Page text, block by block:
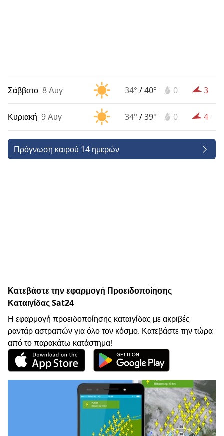
Σάββατο 8 Αυγ 34° /40° 0 3
Κυριακή 9 Αυγ 34° /39° 0 4
Πρόγνωση καιρού 14 ημερών
Κατεβάστε την εφαρμογή Προειδοποίησης
Καταιγίδας Sat24
Η εφαρμογή προειδοποίησης καταιγίδας με ακριβές
ραντάρ αστραπών για όλο τον κόσμο. Κατεβάστε την τώρα
από το παρακάτω κατάστημα!